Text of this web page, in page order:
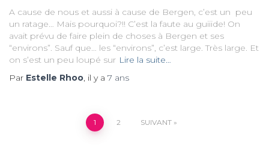
A cause de nous et aussi à cause de Bergen, c’est un peu
un ratage… Mais pourquoi?!! C’est la faute au guiiide! On
avait prévu de faire plein de choses à Bergen et ses
“environs”. Sauf que… les “environs”, c’est large. Très large. Et
on s’est un peu loupé sur Lire la suite…
Par Estelle Rhoo , il y a 7 ans
Pagination 1 2 SUIVANT